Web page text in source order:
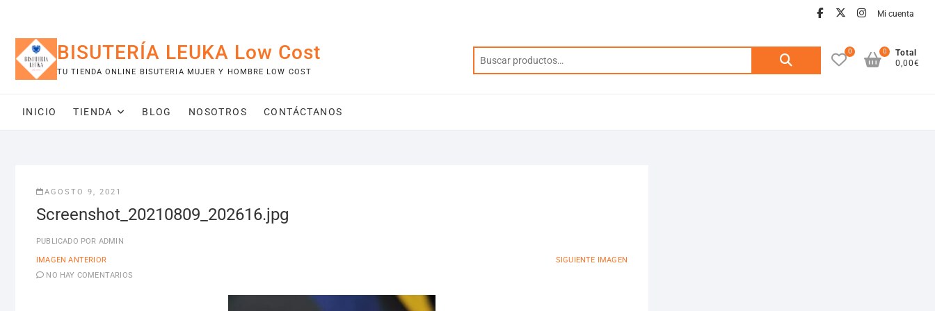
contenido
facebook
twitter
instagram
Mi cuenta
BISUTERÍA LEUKA Low Cost
TU TIENDA ONLINE BISUTERIA MUJER Y HOMBRE LOW COST
Buscar
0
Total
0,00€
0
INICIO TIENDA BLOG NOSOTROS CONTÁCTANOS
AGOSTO 9, 2021
Screenshot_20210809_202616.jpg
PUBLICADO POR ADMIN
IMAGEN ANTERIOR
SIGUIENTE IMAGEN
NO HAY COMENTARIOS